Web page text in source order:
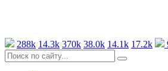
288k 14.3k 370k 38.0k 14.1k 17.2k